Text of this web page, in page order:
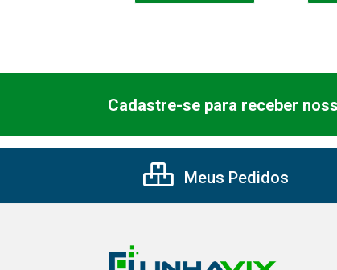
Cadastre-se para receber
Meus Pedidos